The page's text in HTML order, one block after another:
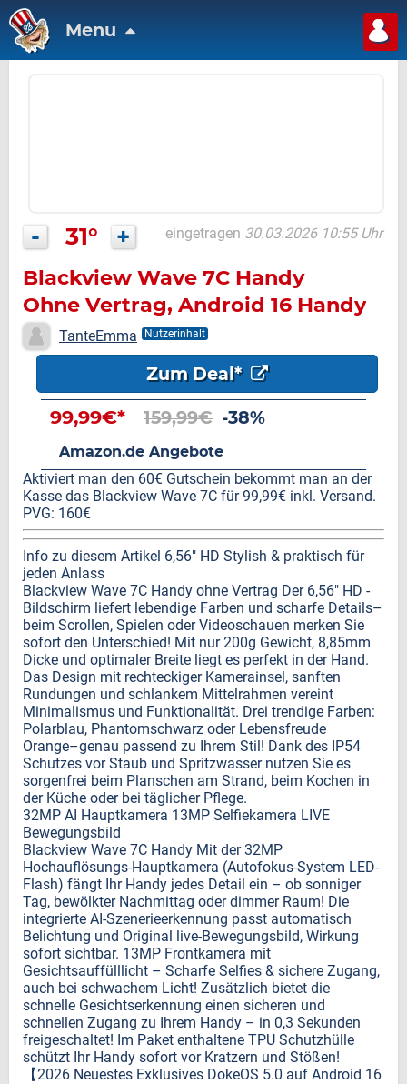
Menu
- 31° + eingetragen 30.03.2026 10:55 Uhr
Blackview Wave 7C Handy
Ohne Vertrag, Android 16 Handy
Günstig, KI 32MP 13MP, 6.56''
Smartphones, 16GB 64GB/2TB
TF, 4G Dual SIM Simlockfreie
Handys/IP54/Gemini AI/3.5mm
Jack/3 Slots/3 Jahre Garantie
TanteEmma Nutzerinhalt
Zum Deal*
99,99€* 159,99€ -38%
Amazon.de Angebote
Aktiviert man den 60€ Gutschein bekommt man an der
Kasse das Blackview Wave 7C für 99,99€ inkl. Versand.
PVG: 160€
Info zu diesem Artikel 6,56" HD Stylish & praktisch für
jeden Anlass
Blackview Wave 7C Handy ohne Vertrag Der 6,56" HD -
Bildschirm liefert lebendige Farben und scharfe Details–
beim Scrollen, Spielen oder Videoschauen merken Sie
sofort den Unterschied! Mit nur 200g Gewicht, 8,85mm
Dicke und optimaler Breite liegt es perfekt in der Hand.
Das Design mit rechteckiger Kamerainsel, sanften
Rundungen und schlankem Mittelrahmen vereint
Minimalismus und Funktionalität. Drei trendige Farben:
Polarblau, Phantomschwarz oder Lebensfreude
Orange–genau passend zu Ihrem Stil! Dank des IP54
Schutzes vor Staub und Spritzwasser nutzen Sie es
sorgenfrei beim Planschen am Strand, beim Kochen in
der Küche oder bei täglicher Pflege.
32MP AI Hauptkamera 13MP Selfiekamera LIVE
Bewegungsbild
Blackview Wave 7C Handy Mit der 32MP
Hochauflösungs-Hauptkamera (Autofokus-System LED-
Flash) fängt Ihr Handy jedes Detail ein – ob sonniger
Tag, bewölkter Nachmittag oder dimmer Raum! Die
integrierte AI-Szenerieerkennung passt automatisch
Belichtung und Original live-Bewegungsbild, Wirkung
sofort sichtbar. 13MP Frontkamera mit
Gesichtsauffülllicht – Scharfe Selfies & sichere Zugang,
auch bei schwachem Licht! Zusätzlich bietet die
schnelle Gesichtserkennung einen sicheren und
schnellen Zugang zu Ihrem Handy – in 0,3 Sekunden
freigeschaltet! Im Paket enthaltene TPU Schutzhülle
schützt Ihr Handy sofort vor Kratzern und Stößen!
【2026 Neuestes Exklusives DokeOS 5.0 auf Android 16